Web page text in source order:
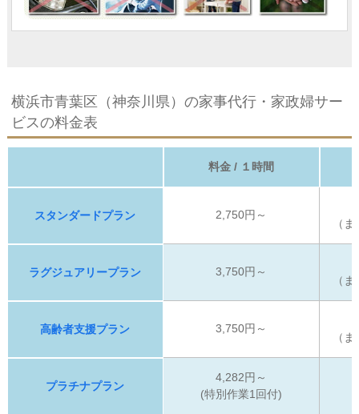
横浜市青葉区（神奈川県）の家事代行・家政婦サー
ビスの料金表
料金 / １時間
スタンダードプラン 2,750円～
（
ラグジュアリープラン 3,750円～
（
高齢者支援プラン 3,750円～
（
プラチナプラン
4,282円～
(特別作業1回付)